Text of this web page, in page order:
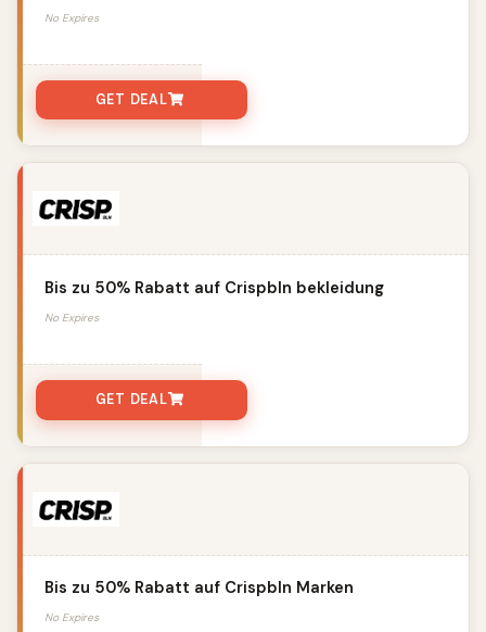
No Expires
GET DEAL
Bis zu 50% Rabatt auf Crispbln bekleidung
No Expires
GET DEAL
Bis zu 50% Rabatt auf Crispbln Marken
No Expires